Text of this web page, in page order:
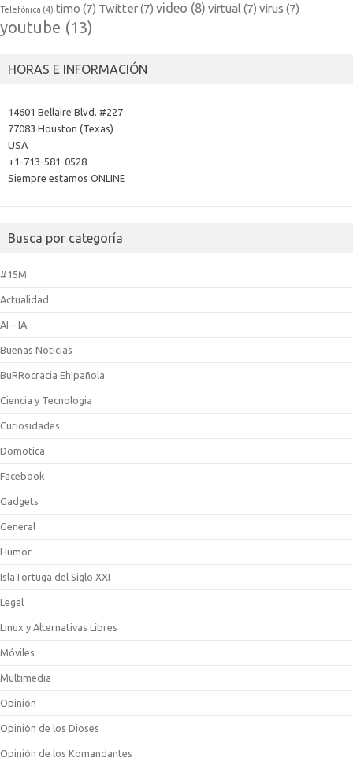
Telefónica (4) timo (7) Twitter(7) video (8) virtual (7) virus (7)
youtube (13)
HORAS E INFORMACIÓN
14601 Bellaire Blvd. #227
77083 Houston (Texas)
USA
+1-713-581-0528
Siempre estamos ONLINE
Busca por categoría
#15M
Actualidad
AI – IA
Buenas Noticias
BuRRocracia Eh!pañola
Ciencia y Tecnologia
Curiosidades
Domotica
Facebook
Gadgets
General
Humor
IslaTortuga del Siglo XXI
Legal
Linux y Alternativas Libres
Móviles
Multimedia
Opinión
Opinión de los Dioses
Opinión de los Komandantes